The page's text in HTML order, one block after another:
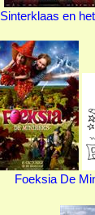
Sinterklaas en
Foeksia De